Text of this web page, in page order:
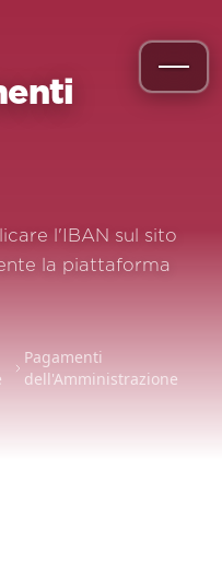
l'IBAN sul sito
la piattaforma
Pagamenti
dell'Amministrazione